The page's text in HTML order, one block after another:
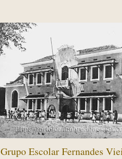
Grupo Escolar Fernandes